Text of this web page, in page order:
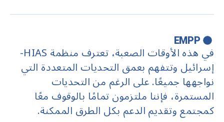
EMPP
في هذه الأوقات الصعبة، تعترف منظمة HIAS-
إسرائيل وتتفهم بعمق التحديات المتعددة التي
نواجهها جميعًا. على الرغم من التحديات
المستمرة، فإننا ملتزمون تمامًا بالوقوف معًا
كمجتمع وتقديم الدعم بكل الطرق الممكنة.